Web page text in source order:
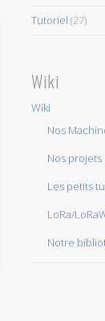
Tutoriel (27)
Wiki
Wiki
Nos
Nos
Les petits
LoRa/
Notre